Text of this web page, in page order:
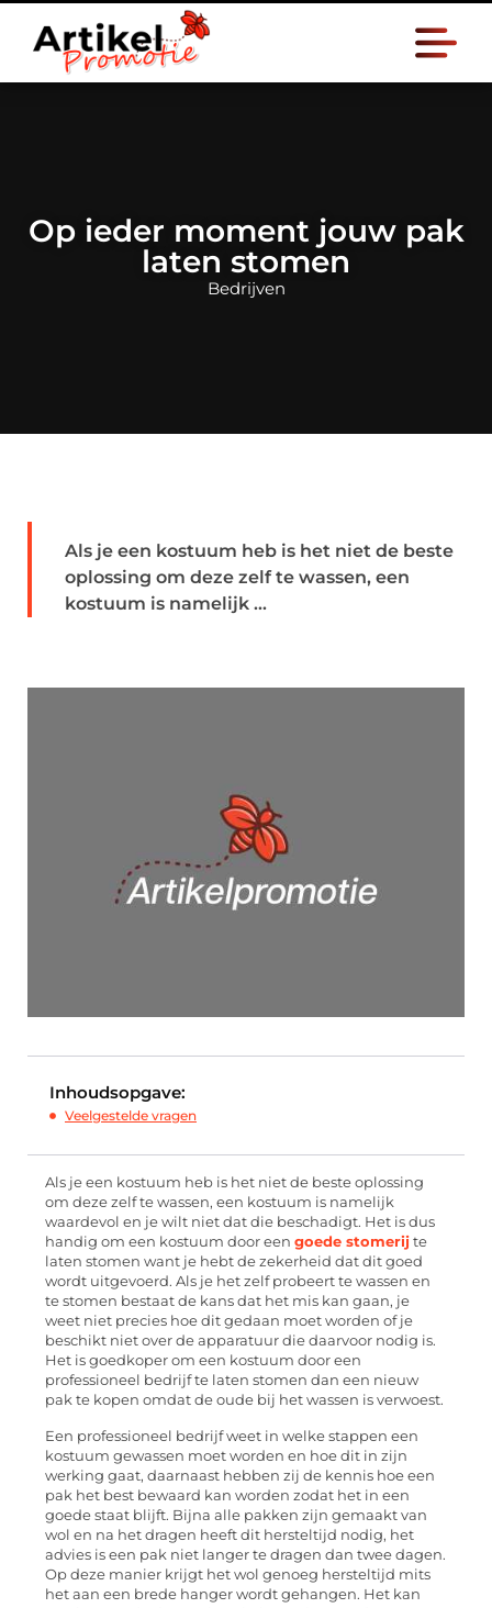
Op ieder moment jouw pak
laten stomen
Bedrijven
Als je een kostuum heb is het niet de beste
oplossing om deze zelf te wassen, een
kostuum is namelijk ...
Inhoudsopgave:
Veelgestelde vragen
Als je een kostuum heb is het niet de beste oplossing
om deze zelf te wassen, een kostuum is namelijk
waardevol en je wilt niet dat die beschadigt. Het is dus
handig om een kostuum door een goede stomerij te
laten stomen want je hebt de zekerheid dat dit goed
wordt uitgevoerd. Als je het zelf probeert te wassen en
te stomen bestaat de kans dat het mis kan gaan, je
weet niet precies hoe dit gedaan moet worden of je
beschikt niet over de apparatuur die daarvoor nodig is.
Het is goedkoper om een kostuum door een
professioneel bedrijf te laten stomen dan een nieuw
pak te kopen omdat de oude bij het wassen is verwoest.
Een professioneel bedrijf weet in welke stappen een
kostuum gewassen moet worden en hoe dit in zijn
werking gaat, daarnaast hebben zij de kennis hoe een
pak het best bewaard kan worden zodat het in een
goede staat blijft. Bijna alle pakken zijn gemaakt van
wol en na het dragen heeft dit hersteltijd nodig, het
advies is een pak niet langer te dragen dan twee dagen.
Op deze manier krijgt het wol genoeg hersteltijd mits
het aan een brede hanger wordt gehangen. Het kan